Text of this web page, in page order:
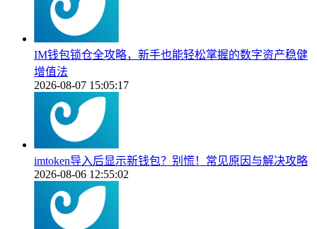
IM钱包锁仓全攻略，新手也能轻松掌握的数字资产稳健
增值法
2026-08-07 15:05:17
imtoken导入后显示新钱包？别慌！常见原因与解决攻略
2026-08-06 12:55:02